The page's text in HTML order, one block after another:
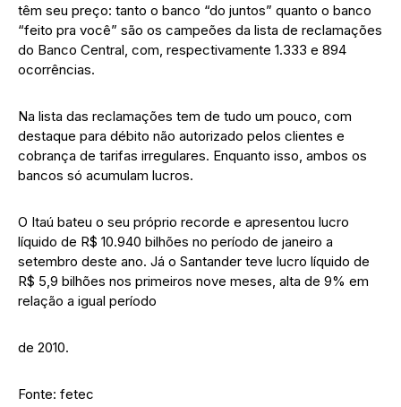
têm seu preço: tanto o banco “do juntos” quanto o banco
“feito pra você” são os campeões da lista de reclamações
do Banco Central, com, respectivamente 1.333 e 894
ocorrências.
Na lista das reclamações tem de tudo um pouco, com
destaque para débito não autorizado pelos clientes e
cobrança de tarifas irregulares. Enquanto isso, ambos os
bancos só acumulam lucros.
O Itaú bateu o seu próprio recorde e apresentou lucro
líquido de R$ 10.940 bilhões no período de janeiro a
setembro deste ano. Já o Santander teve lucro líquido de
R$ 5,9 bilhões nos primeiros nove meses, alta de 9% em
relação a igual período
de 2010.
Fonte: fetec